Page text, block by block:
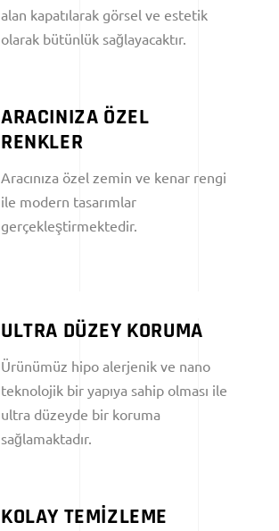
alan kapatılarak görsel ve estetik
olarak bütünlük sağlayacaktır.
ARACINIZA ÖZEL
RENKLER
Aracınıza özel zemin ve kenar rengi
ile modern tasarımlar
gerçekleştirmektedir.
ULTRA DÜZEY KORUMA
Ürünümüz hipo alerjenik ve nano
teknolojik bir yapıya sahip olması ile
ultra düzeyde bir koruma
sağlamaktadır.
KOLAY TEMİZLEME